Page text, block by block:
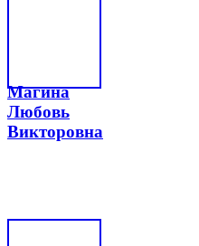
Магина
Любовь
Викторовна